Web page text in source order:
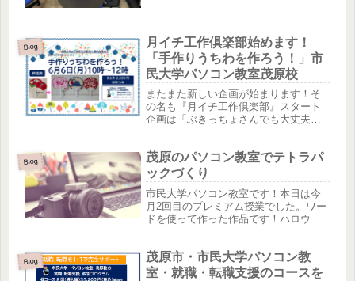
ング授業で生徒さんは、楽しみながら...
Blog
月イチ工作倶楽部始めます！
「手作りうちわを作ろう！」市
民大学パソコン教室茂原校
またまた新しい企画が始まります！そ
の名も『月イチ工作倶楽部』スタート
企画は「ぶきっちょさんでも大丈夫！
ソコンは使いません！手を使って脳ト
レしませんか？日時：6月6日(月)...
Blog
茂原のパソコン教室でテトラパ
ックづくり
市民大学パソコン教室です！本日は今
月2回目のプレミアム授業でした。ワー
ドを使って作った作品です！ハロウィ
ら、自宅でも作れるね！孫にプレゼン
トしたら喜ぶわ！」と熱心にテキスト
Blog
茂原市・市民大学パソコン教
室・就職・転職支援のコースを